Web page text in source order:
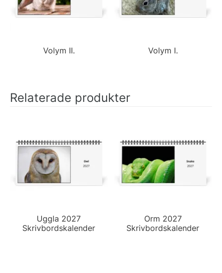
Volym II. Volym I.
Relaterade produkter
Uggla 2027
Skrivbordskalender
Orm 2027
Skrivbordskalender